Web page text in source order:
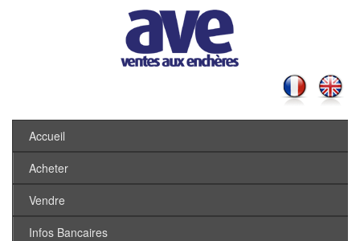
Accueil
Acheter
Vendre
Infos Bancaires